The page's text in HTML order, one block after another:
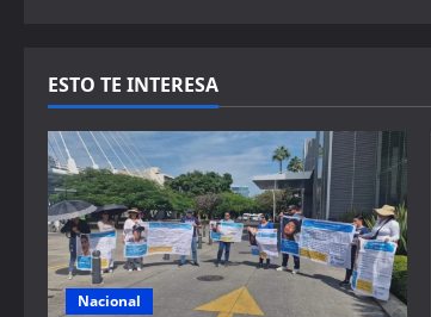
ESTO TE INTERESA
Nacional